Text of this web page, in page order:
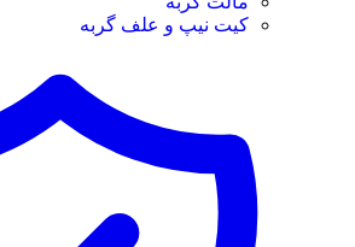
کیت نیپ و علف گربه